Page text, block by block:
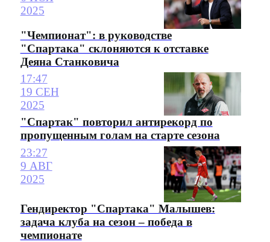
2025
"Чемпионат": в руководстве
"Спартака" склоняются к отставке
Деяна Станковича
17:47
19 СЕН
2025
"Спартак" повторил антирекорд по
пропущенным голам на старте сезона
23:27
9 АВГ
2025
Гендиректор "Спартака" Малышев:
задача клуба на сезон – победа в
чемпионате